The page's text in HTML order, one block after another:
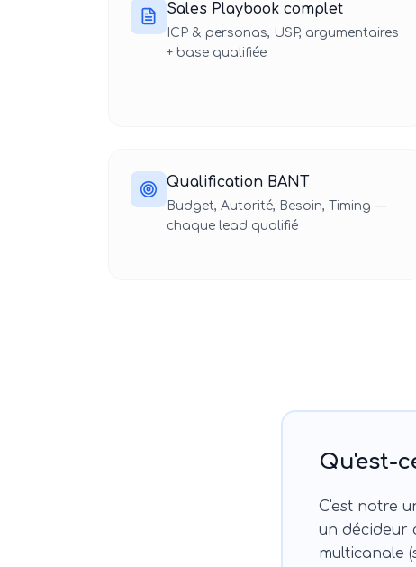
Sales Playbook complet
ICP & personas, USP, argumentaires
+ base qualifiée
Qualification BANT
Budget, Autorité, Besoin, Timing —
chaque lead qualifié
Qu'est-
C'est notre
un décideur
multicanale